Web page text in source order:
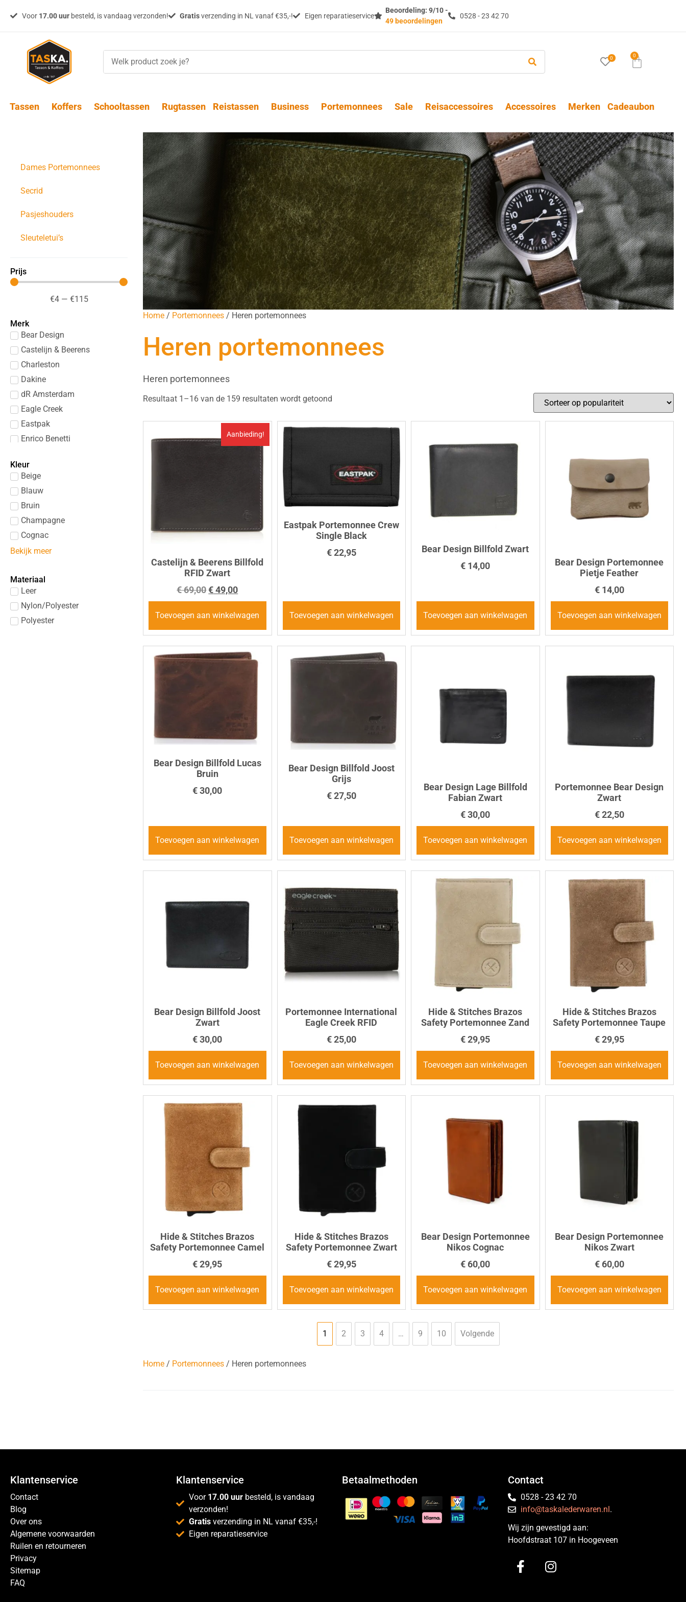
Voor 17.00 uurbesteld, is vandaag verzonden! Gratisverzending in NL vanaf €35,-! Eigen reparatieservice
Beoordeling: 9/10 -
49 beoordelingen
0528 - 23 42 70
0 0
Tassen Koffers Schooltassen Rugtassen Reistassen Business Portemonnees Sale Reisaccessoires Accessoires Merken Cadeaubon
Dames Portemonnees
Secrid
Pasjeshouders
Sleuteletui’s
Prijs
€4— €115
Merk
Bear Design
Castelijn & Beerens
Charleston
Dakine
dR Amsterdam
Eagle Creek
Eastpak
Enrico Benetti
Leather Design
Maverick
Vadobag
Kleur
Beige
Blauw
Bruin
Champagne
Cognac
Bekijk meer
Materiaal
Leer
Nylon/Polyester
Polyester
Home / Portemonnees / Heren portemonnees
Heren portemonnees
Heren portemonnees
Resultaat 1–16 van de 159 resultaten wordt getoond
Aanbieding!
Castelijn & Beerens Billfold
RFID Zwart
€69,00€49,00
Toevoegen aan winkelwagen
Eastpak Portemonnee Crew
Single Black
€22,95
Toevoegen aan winkelwagen
Bear Design Billfold Zwart
€ 14,00
Toevoegen aan winkelwagen
Bear Design Portemonnee
Pietje Feather
€14,00
Toevoegen aan winkelwagen
Bear Design Billfold Lucas
Bruin
€30,00
Toevoegen aan winkelwagen
Bear Design Billfold Joost
Grijs
€27,50
Toevoegen aan winkelwagen
Bear Design Lage Billfold
Fabian Zwart
€30,00
Toevoegen aan winkelwagen
Portemonnee Bear Design
Zwart
€22,50
Toevoegen aan winkelwagen
Bear Design Billfold Joost
Zwart
€30,00
Toevoegen aan winkelwagen
Portemonnee International
Eagle Creek RFID
€25,00
Toevoegen aan winkelwagen
Hide & Stitches Brazos
Safety Portemonnee Zand
€29,95
Toevoegen aan winkelwagen
Hide & Stitches Brazos
Safety Portemonnee Taupe
€29,95
Toevoegen aan winkelwagen
Hide & Stitches Brazos
Safety Portemonnee Camel
€29,95
Toevoegen aan winkelwagen
Hide & Stitches Brazos
Safety Portemonnee Zwart
€29,95
Toevoegen aan winkelwagen
Bear Design Portemonnee
Nikos Cognac
€ 60,00
Toevoegen aan winkelwagen
Bear Design Portemonnee
Nikos Zwart
€60,00
Toevoegen aan winkelwagen
1 2 3 4 … 9 10 Volgende
Home / Portemonnees / Heren portemonnees
Klantenservice
Contact
Blog
Over ons
Algemene voorwaarden
Ruilen en retourneren
Privacy
Sitemap
FAQ
Klantenservice
Voor 17.00 uur besteld, is vandaag
verzonden!
Gratis verzending in NL vanaf €35,-!
Eigen reparatieservice
Betaalmethoden Contact
0528 - 23 42 70
info@taskalederwaren.nl.
Wij zijn gevestigd aan:
Hoofdstraat 107 in Hoogeveen